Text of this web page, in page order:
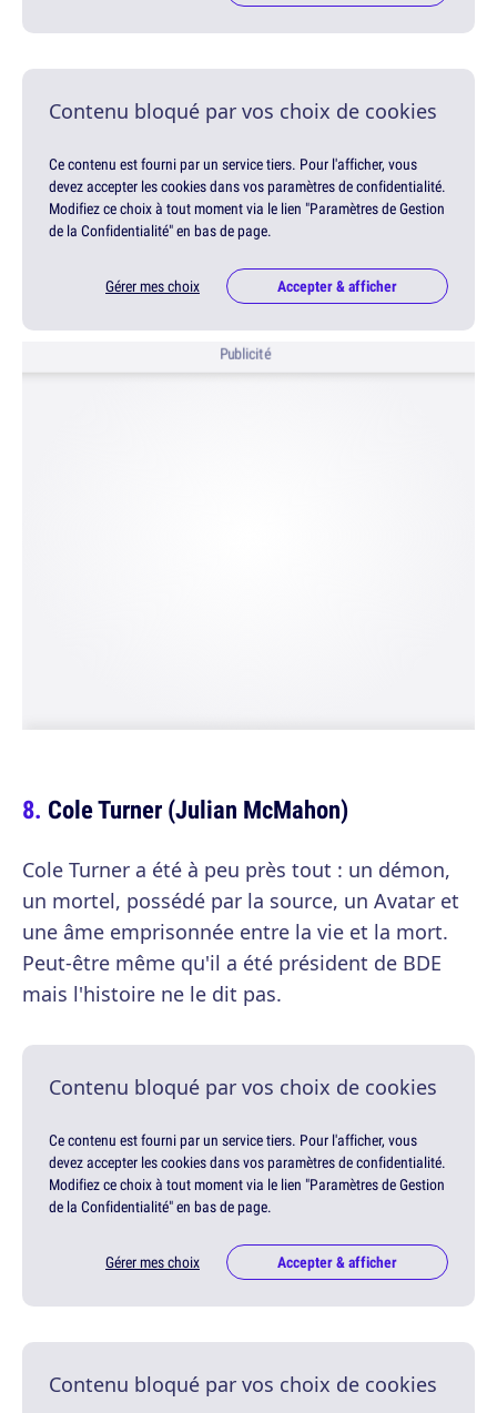
Contenu bloqué par vos choix de cookies
Ce contenu est fourni par un service tiers. Pour l'afficher, vous
devez accepter les cookies dans vos paramètres de confidentialité.
Modifiez ce choix à tout moment via le lien "Paramètres de Gestion
de la Confidentialité" en bas de page.
Gérer mes choix Accepter & afficher
Publicité
Cole Turner (Julian McMahon)
Cole Turner a été à peu près tout : un démon,
un mortel, possédé par la source, un Avatar et
une âme emprisonnée entre la vie et la mort.
Peut-être même qu'il a été président de BDE
mais l'histoire ne le dit pas.
Contenu bloqué par vos choix de cookies
Ce contenu est fourni par un service tiers. Pour l'afficher, vous
devez accepter les cookies dans vos paramètres de confidentialité.
Modifiez ce choix à tout moment via le lien "Paramètres de Gestion
de la Confidentialité" en bas de page.
Gérer mes choix Accepter & afficher
Contenu bloqué par vos choix de cookies